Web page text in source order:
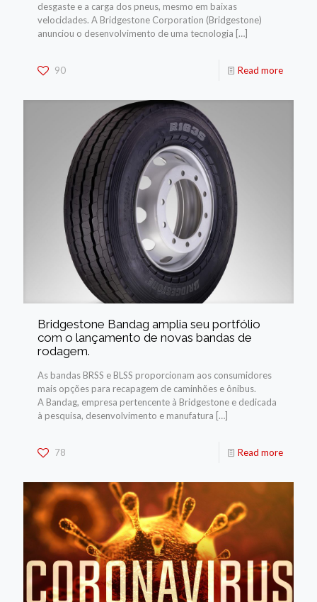
desgaste e a carga dos pneus, mesmo em baixas
velocidades. A Bridgestone Corporation (Bridgestone)
anunciou o desenvolvimento de uma tecnologia […]
90 Read more
Bridgestone Bandag amplia seu portfólio
com o lançamento de novas bandas de
rodagem.
As bandas BRSS e BLSS proporcionam aos consumidores
mais opções para recapagem de caminhões e ônibus.
A Bandag, empresa pertencente à Bridgestone e dedicada
à pesquisa, desenvolvimento e manufatura […]
78 Read more